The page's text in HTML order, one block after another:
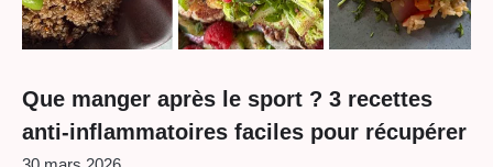
Que manger après le sport ? 3 recettes
anti-inflammatoires faciles pour récupérer